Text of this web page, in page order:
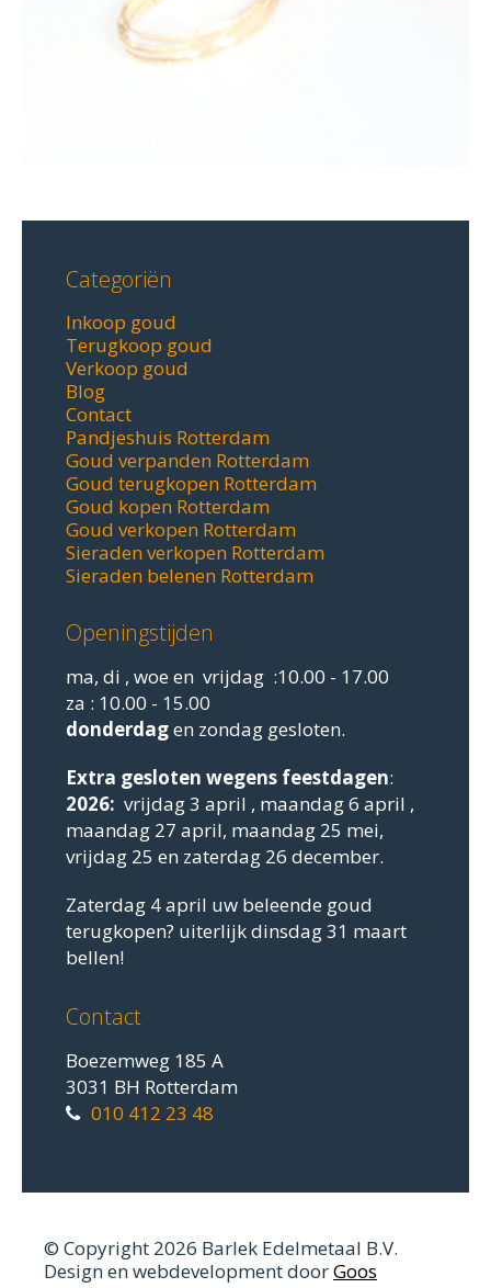
Categoriën
Inkoop goud
Terugkoop goud
Verkoop goud
Blog
Contact
Pandjeshuis Rotterdam
Goud verpanden Rotterdam
Goud terugkopen Rotterdam
Goud kopen Rotterdam
Goud verkopen Rotterdam
Sieraden verkopen Rotterdam
Sieraden belenen Rotterdam
Openingstijden
ma, di , woe en vrijdag :10.00 - 17.00
za : 10.00 - 15.00
donderdagen zondag gesloten.
Extra gesloten wegens feestdagen:
2026: vrijdag 3 april , maandag 6 april ,
maandag 27 april, maandag 25 mei,
vrijdag 25 en zaterdag 26 december.
Zaterdag 4 april uw beleende goud
terugkopen? uiterlijk dinsdag 31 maart
bellen!
Contact
Boezemweg 185 A
3031 BH Rotterdam
010 412 23 48
© Copyright 2026 Barlek Edelmetaal B.V.
Design en webdevelopment doorGoos